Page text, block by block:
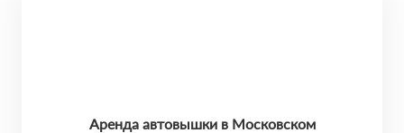
Аренда автовышки в Московском